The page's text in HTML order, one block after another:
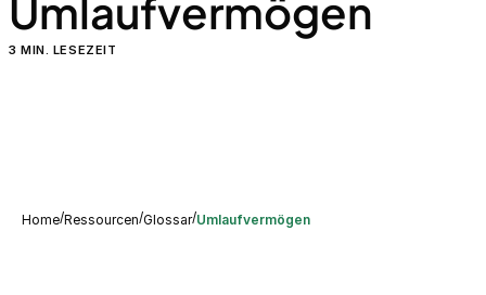
Umlaufvermögen
3 MIN. LESEZEIT
Home/Ressourcen/Glossar/Umlaufvermögen